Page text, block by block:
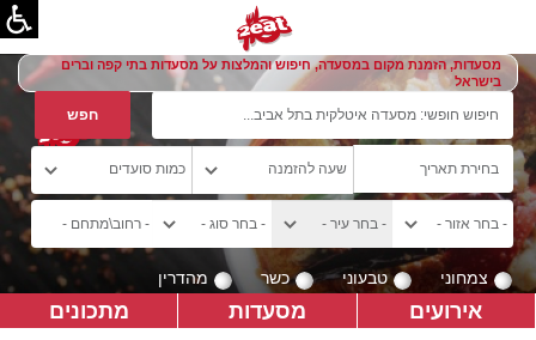
מסעדות, הזמנת מקום במסעדה, חיפוש והמלצות על מסעדות בתי קפה וברים
בישראל
צמחוני טבעוני כשר מהדרין
אירועים מסעדות מתכונים